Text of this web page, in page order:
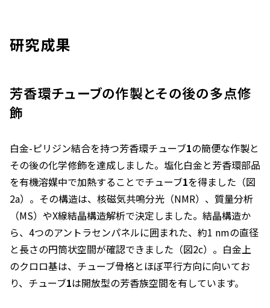
研究成果
芳香環チューブの作製とその後の多点修
飾
白金-ピリジン結合を持つ芳香環チューブ1の簡便な作製と
その後の化学修飾を達成しました。塩化白金と芳香環部品
を有機溶媒中で加熱することでチューブ1を得ました（図
2a）。その構造は、核磁気共鳴分光（NMR）、質量分析
（MS）やX線結晶構造解析で決定しました。結晶構造か
ら、4つのアントラセンパネルに囲まれた、約1 nmの直径
と長さの円筒状空間が確認できました（図2c）。白金上
のクロロ基は、チューブ骨格とほぼ平行方向に向いてお
り、チューブ1は開放型の芳香族空間を有しています。